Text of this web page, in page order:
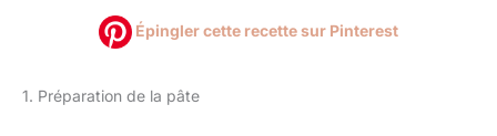
Épingler cette recette sur Pinterest
1. Préparation de la pâte